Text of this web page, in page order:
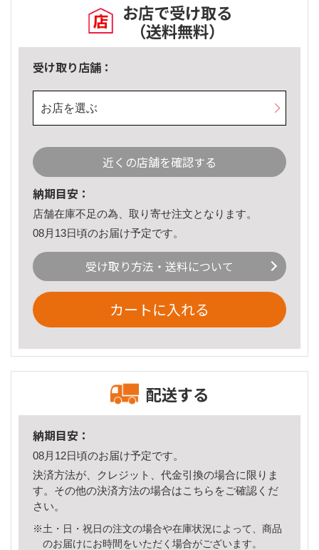
お店で受け取る
（送料無料）
受け取り店舗：
お店を選ぶ
近くの店舗を確認する
納期目安：
店舗在庫不足の為、取り寄せ注文となります。
08月13日頃のお届け予定です。
受け取り方法・送料について
カートに入れる
配送する
納期目安：
08月12日頃のお届け予定です。
決済方法が、クレジット、代金引換の場合に限りま
す。その他の決済方法の場合はこちら をご確認くだ
さい。
※土・日・祝日の注文の場合や在庫状況によって、商品
のお届けにお時間をいただく場合がございます。